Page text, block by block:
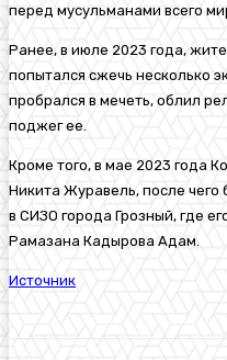
перед мусульманами всего
Ранее, в июле 2023 года,
попытался сжечь несколько
пробрался в мечеть, облил
поджег ее.
Кроме того, в мае 2023 года
Никита Журавель, после
в СИЗО города Грозный, где
Рамазана Кадырова Адам.
Источник